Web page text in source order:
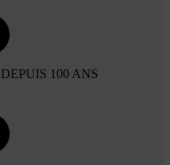
100 ANS